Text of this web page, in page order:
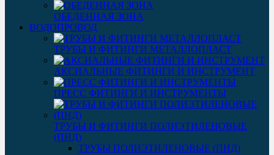
ОБЕДЕННАЯ ЗОНА
ВОДОПРОВОД
ТРУБЫ И ФИТИНГИ МЕТАЛЛОПЛАСТ
АКСИАЛЬНЫЕ ФИТИНГИ И ИНСТРУМЕНТ
ПРЕСС ФИТИНГИ И ИНСТРУМЕНТЫ
ТРУБЫ И ФИТИНГИ ПОЛИЭТИЛЕНОВЫЕ
(ПНД)
ТРУБЫ ПОЛИЭТИЛЕНОВЫЕ (ПНД)